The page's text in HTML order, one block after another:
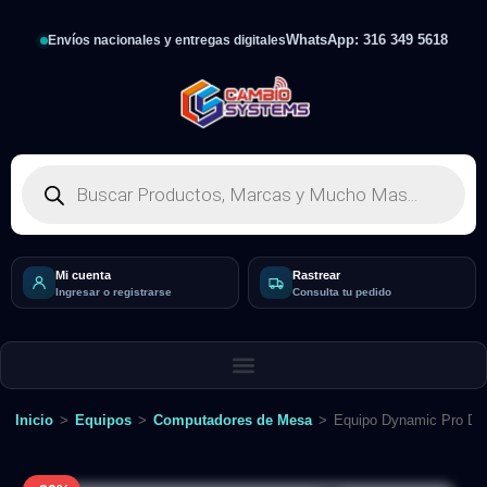
Envíos nacionales y entregas digitalesWhatsApp: 316 349 5618
Mi cuenta
Ingresar o registrarse
Rastrear
Consulta tu pedido
Inicio > Equipos > Computadores de Mesa > Equipo Dynamic Pro